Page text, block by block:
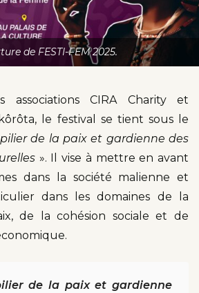
de FESTI-FEM 2025.
associations CIRA Charity et
le festival se tient sous le
de la paix et gardienne des
». Il vise à mettre en avant
dans la société malienne et
dans les domaines de la
de la cohésion sociale et de
de la paix et gardienne